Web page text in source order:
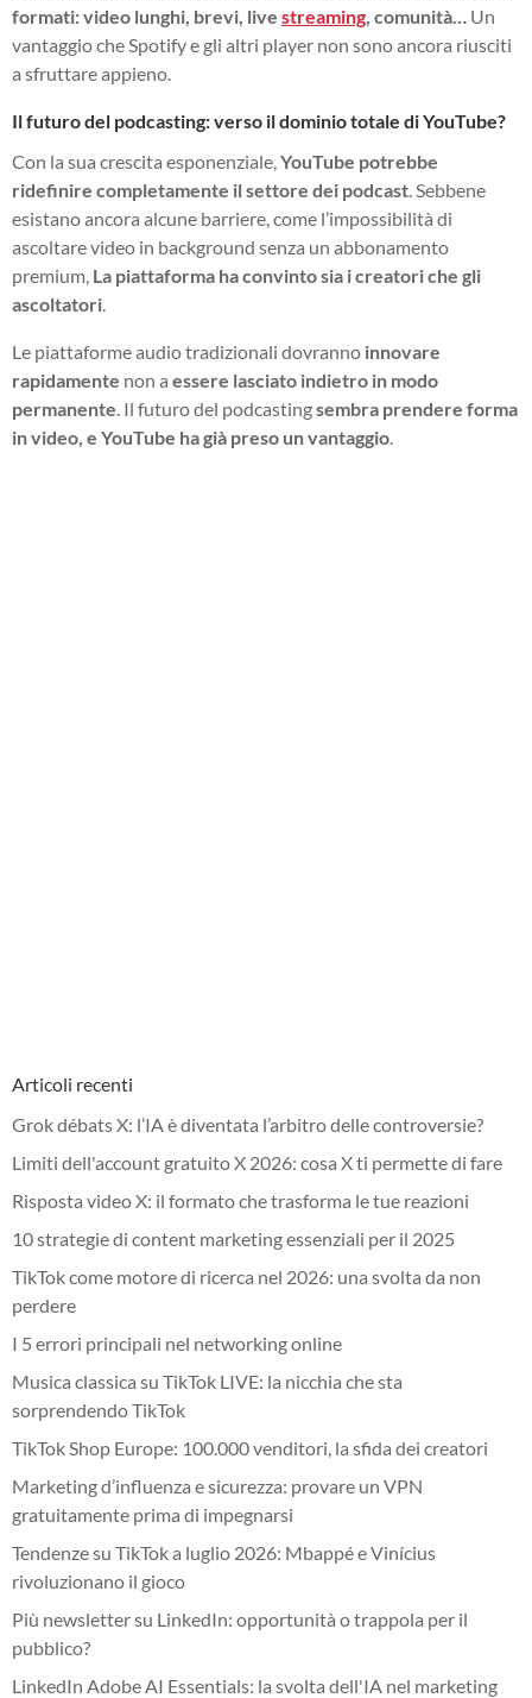
formati: video lunghi, brevi, live streaming , comunità…
Un
vantaggio che Spotify e gli altri player non sono ancora riusciti
a sfruttare appieno.
Il futuro del podcasting: verso il dominio totale di YouTube?
Con la sua crescita esponenziale, YouTube potrebbe
ridefinire completamente il settore dei podcast . Sebbene
esistano ancora alcune barriere, come l’impossibilità di
ascoltare video in background senza un abbonamento
premium, La piattaforma ha convinto sia i creatori che gli
ascoltatori
Le piattaforme audio tradizionali dovranno innovare
rapidamente non a essere lasciato indietro in modo
permanente . Il futuro del podcastingsembra prendere forma
in video, e YouTube ha già preso un vantaggio
Articoli recenti
Grok débats X: l’IA è diventata l’arbitro delle controversie?
Limiti dell'account gratuito X 2026: cosa X ti permette di fare
Risposta video X: il formato che trasforma le tue reazioni
10 strategie di content marketing essenziali per il 2025
TikTok come motore di ricerca nel 2026: una svolta da non
perdere
I 5 errori principali nel networking online
Musica classica su TikTok LIVE: la nicchia che sta
sorprendendo TikTok
TikTok Shop Europe: 100.000 venditori, la sfida dei creatori
Marketing d’influenza e sicurezza: provare un VPN
gratuitamente prima di impegnarsi
Tendenze su TikTok a luglio 2026: Mbappé e Vinícius
rivoluzionano il gioco
Più newsletter su LinkedIn: opportunità o trappola per il
pubblico?
LinkedIn Adobe AI Essentials: la svolta dell'IA nel marketing